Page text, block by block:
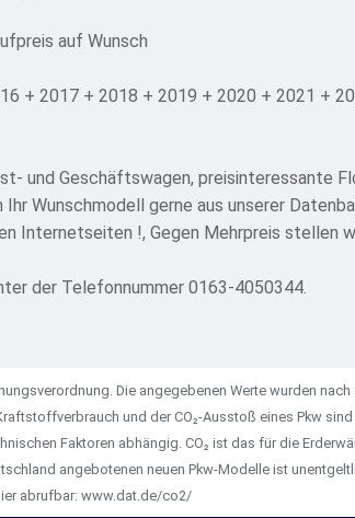
auf Wunsch
+ 2017 + 2018 + 2019 + 2020 + 2021 +
und Geschäftswagen, preisinteressante
Wunschmodell gerne aus unserer
Internetseiten !, Gegen Mehrpreis stellen
der Telefonnummer 0163-4050344.
Die angegebenen Werte wurden
und der CO₂-Ausstoß eines Pkw
Faktoren abhängig. CO₂ ist das für die
angebotenen neuen Pkw-Modelle ist
abrufbar: www.dat.de/co2/